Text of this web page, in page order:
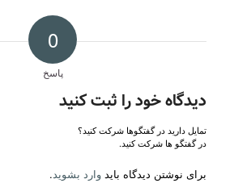
0
پاسخ
دیدگاه خود را ثبت کنید
تمایل دارید در گفتگوها شرکت کنید؟
در گفتگو ها شرکت کنید.
برای نوشتن دیدگاه باید وارد بشوید.